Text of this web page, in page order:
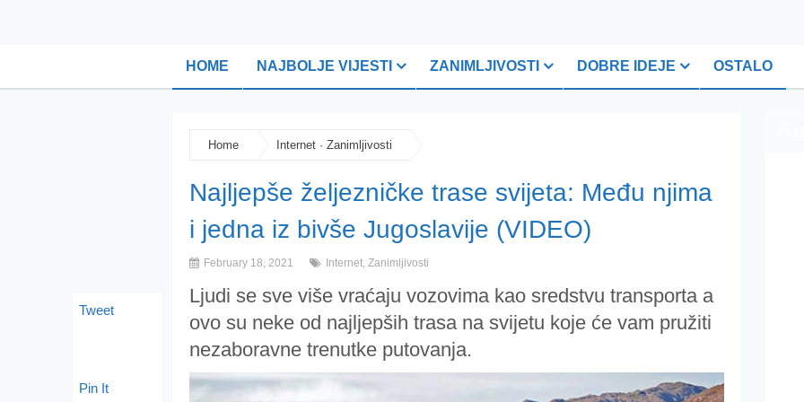
HOME NAJBOLJE VIJESTI ZANIMLJIVOSTI DOBRE IDEJE OSTALO
Home Internet · Zanimljivosti
Najljepše željezničke trase svijeta: Među njima
i jedna iz bivše Jugoslavije (VIDEO)
February 18, 2021 Internet, Zanimljivosti
Ljudi se sve više vraćaju vozovima kao sredstvu transporta a
ovo su neke od najljepših trasa na svijetu koje će vam pružiti
nezaboravne trenutke putovanja.
Tweet
Pin It